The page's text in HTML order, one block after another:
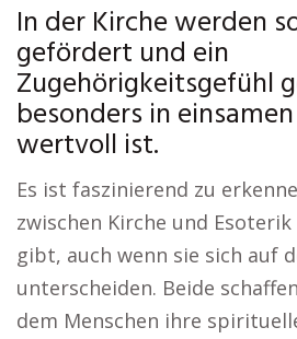
In der Kirche werden
gefördert und ein
Zugehörigkeitsgefühl
besonders in
wertvoll ist.
Es ist faszinierend zu
zwischen Kirche und
gibt, auch wenn sie sich auf
unterscheiden. Beide
dem Menschen ihre